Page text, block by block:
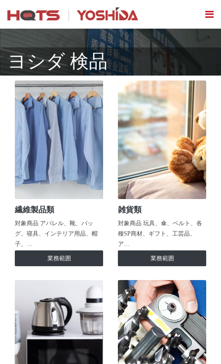
ヨシダ 検品
繊維製品類
対象商品 アパレル、靴、バッ
グ、寝具、インテリア用品、帽
子、…
業務範囲
雑貨類
対象商品 玩具、傘、ベルト、各
種SP商材、ギフト、工芸品、
ア…
業務範囲